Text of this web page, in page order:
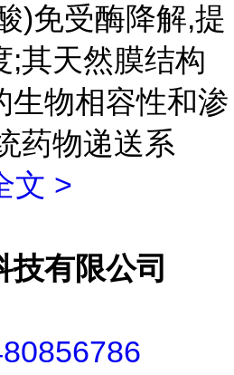
)免受酶降解,提
;其天然膜结构
生物相容性和渗
药物递送系
文 >
有限公司